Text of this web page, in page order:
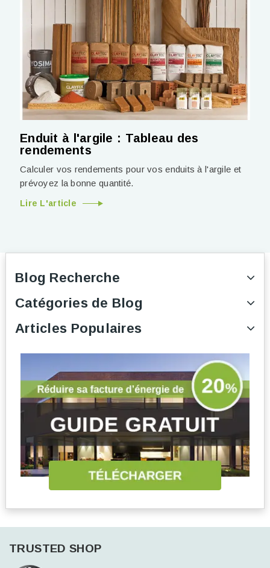
Enduit à l'argile : Tableau des
rendements
Calculer vos rendements pour vos enduits à l'argile et
prévoyez la bonne quantité.
Lire L'article
Blog Recherche
Catégories de Blog
Articles Populaires
TRUSTED SHOP